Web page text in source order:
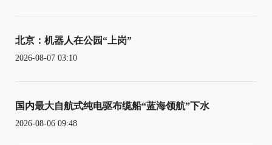
北京：机器人在公园“上岗”
2026-08-07 03:10
国内最大自航式纯电驱布缆船“蓝海领航”下水
2026-08-06 09:48